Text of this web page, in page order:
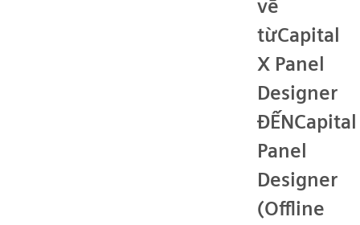
vẽ
từCapital
X Panel
Designer
ĐẾNCapital
Panel
Designer
(Offline